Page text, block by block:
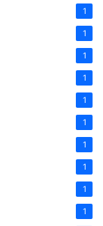
1
1
1
1
1
1
1
1
1
1